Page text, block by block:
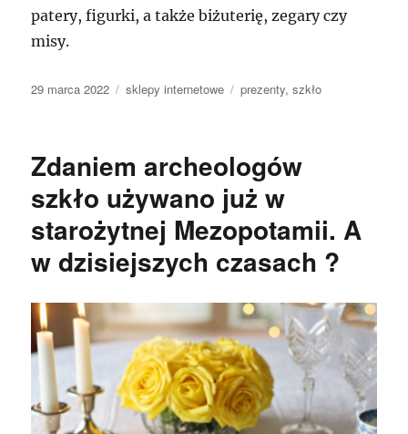
patery, figurki, a także biżuterię, zegary czy
misy.
Data
29 marca 2022 Kategorie
sklepy internetowe Tagi
prezenty,szkło
Zdaniem archeologów
szkło używano już w
starożytnej Mezopotamii. A
w dzisiejszych czasach ?